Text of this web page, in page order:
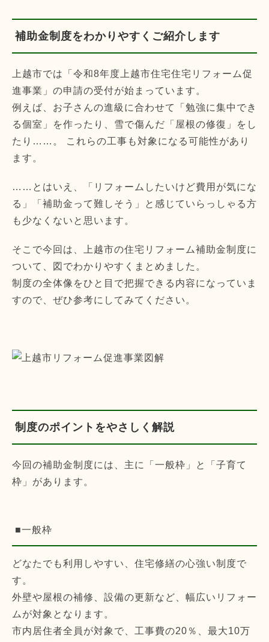
補助金制度をわかりやすくご紹介します
上越市では「令和8年度上越市住宅住宅リフォーム促
進事業」の申請の受付が始まっています。
例えば、お子さんの進級に合わせて「勉強に集中でき
る個室」を作ったり、雪で傷んだ「屋根の修復」をし
たり……。 これらの工事も対象になる可能性があり
ます。
……とはいえ、「リフォームしたいけど費用が気にな
る」「補助金って難しそう」と感じていらっしゃる方
も少なくないと思います。
そこで今回は、上越市の住宅リフォーム補助金制度に
ついて、図でわかりやすくまとめました。
制度の全体像をひと目で把握できる内容になっていま
すので、ぜひ参考にしてみてください。
制度のポイントをやさしく解説
今回の補助金制度には、主に「一般枠」と「子育て
枠」があります。
■一般枠
どなたでも利用しやすい、住宅修繕の心強い制度で
す。
外壁や屋根の補修、設備の更新など、幅広いリフォー
ムが対象となります。
市内居住者全員が対象で、工事費の20％、最大10万